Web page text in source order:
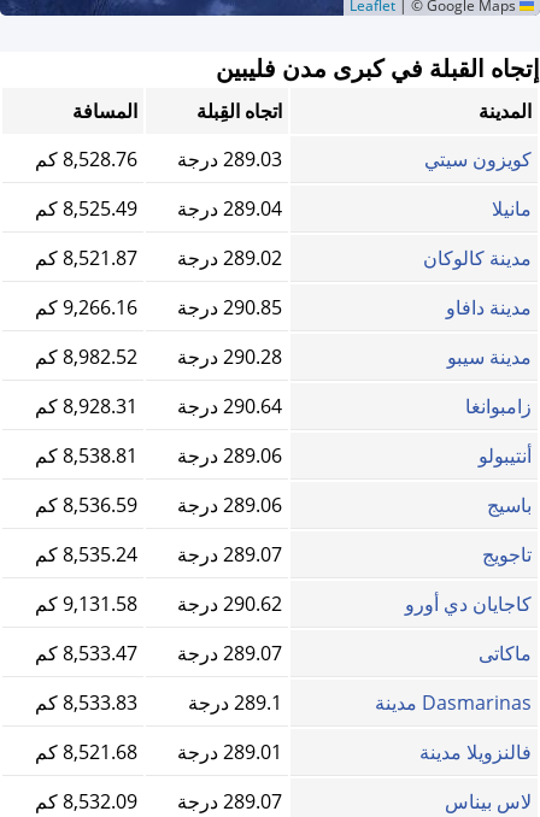
© Google Maps
إتجاه القبلة في كبرى مدن فليبين
المدينة اتجاه القِبلة
المسافة
كويزون سيتي
289.03 درجة
8,528.76 كم
مانيلا
289.04 درجة
8,525.49 كم
مدينة كالوكان
289.02 درجة
8,521.87 كم
مدينة دافاو
290.85 درجة
9,266.16 كم
مدينة سيبو
290.28 درجة
8,982.52 كم
زامبوانغا
290.64 درجة
8,928.31 كم
أنتيبولو
289.06 درجة
8,538.81 كم
باسيج
289.06 درجة
8,536.59 كم
تاجويج
289.07 درجة
8,535.24 كم
كاجايان دي أورو
290.62 درجة
9,131.58 كم
ماكاتى
289.07 درجة
8,533.47 كم
Dasmarinas مدينة
289.1 درجة
8,533.83 كم
فالنزويلا مدينة
289.01 درجة
8,521.68 كم
لاس بيناس
289.07 درجة
8,532.09 كم